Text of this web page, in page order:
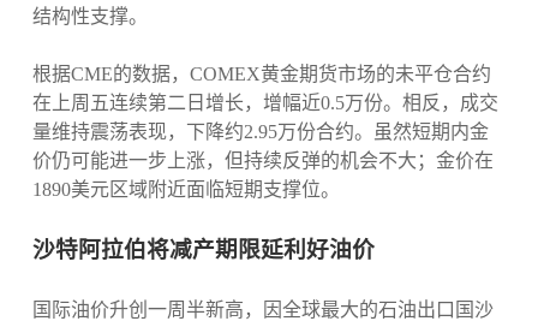
结构性支撑。
根据CME的数据，COMEX黄金期货市场的未平仓合约
在上周五连续第二日增长，增幅近0.5万份。相反，成交
量维持震荡表现，下降约2.95万份合约。虽然短期内金
价仍可能进一步上涨，但持续反弹的机会不大；金价在
1890美元区域附近面临短期支撑位。
沙特阿拉伯将减产期限延利好油价
国际油价升创一周半新高，因全球最大的石油出口国沙